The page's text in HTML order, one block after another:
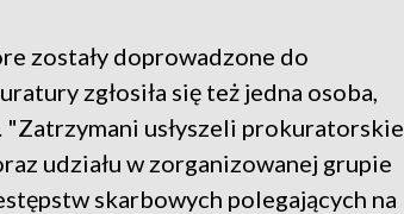
zostały doprowadzone do
zgłosiła się też jedna osoba,
"Zatrzymani usłyszeli prokuratorskie
udziału w zorganizowanej grupie
skarbowych polegających na